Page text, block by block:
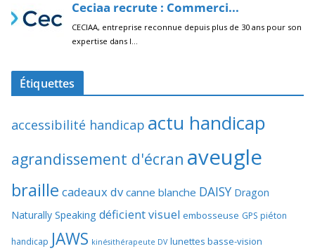
Étiquettes
accessibilité handicap actu handicap
agrandissement d'écran aveugle
braille cadeaux dv canne blanche DAISY Dragon
Naturally Speaking déficient visuel embosseuse GPS piéton
handicap JAWS kinésithérapeute DV lunettes basse-vision